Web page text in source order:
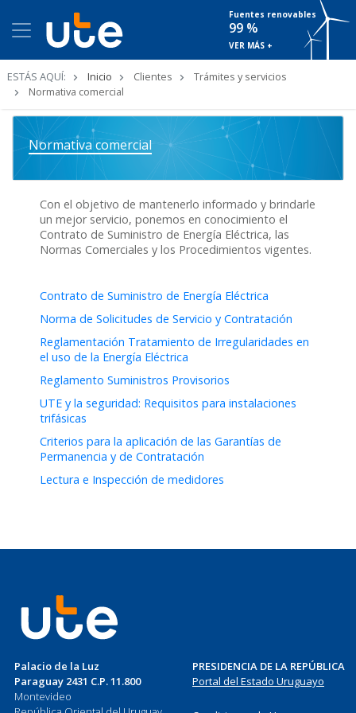
Fuentes renovables
99 %
VER MÁS +
ESTÁS AQUÍ: Inicio Clientes
Trámites y servicios
Normativa comercial
Normativa comercial
Con el objetivo de mantenerlo informado y brindarle
un mejor servicio, ponemos en conocimiento el
Contrato de Suministro de Energía Eléctrica, las
Normas Comerciales y los Procedimientos vigentes.
Contrato de Suministro de Energía Eléctrica
Norma de Solicitudes de Servicio y Contratación
Reglamentación Tratamiento de Irregularidades en
el uso de la Energía Eléctrica
Reglamento Suministros Provisorios
UTE y la seguridad: Requisitos para instalaciones
trifásicas
Criterios para la aplicación de las Garantías de
Permanencia y de Contratación
Lectura e Inspección de medidores
Palacio de la Luz
Paraguay 2431 C.P. 11.800
Montevideo
PRESIDENCIA DE LA REPÚBLICA
Portal del Estado Uruguayo